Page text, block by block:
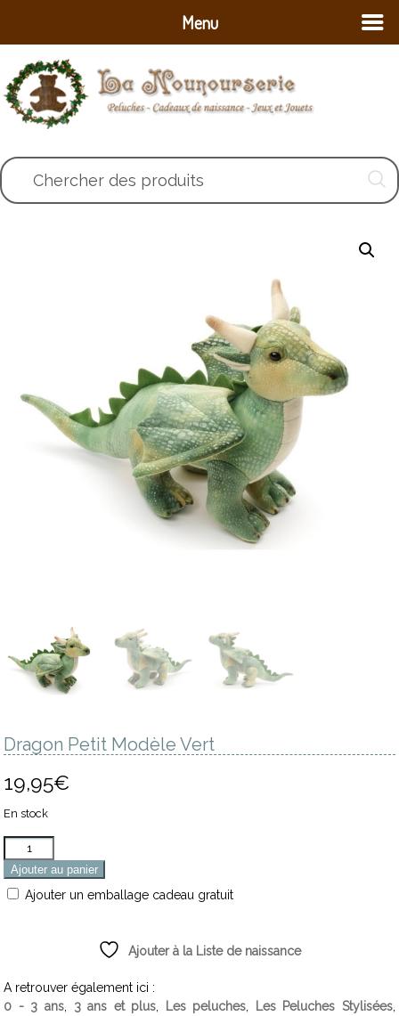
Chercher des produits
Dragon Petit Modèle Vert
19,95€
En stock
Quantité
Ajouter au panier
Ajouter un emballage cadeau gratuit
Ajouter à la Liste de naissance
A retrouver également ici :
0 - 3 ans, 3 ans et plus Les peluches Les Peluches Stylisées,
Menu